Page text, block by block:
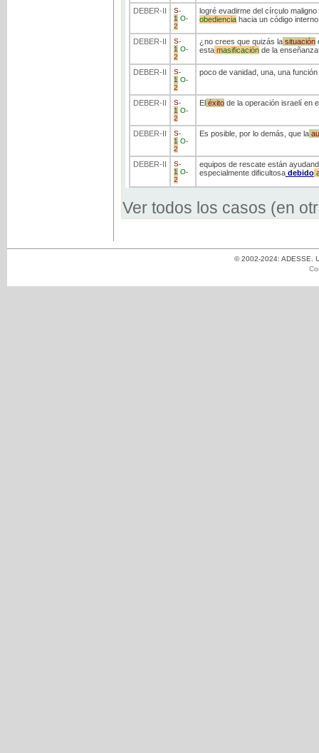
DEBER-II S-
1 O-
2
logré evadirme del círculo
obedienciahacia un código
DEBER-II S-
1 O-
2
¿no crees que quizás lasituación
estamasificaciónde la
DEBER-II S-
1 O-
2
poco de vanidad, una, una
DEBER-II S-
1 O-
2
Eléxitode la operación israelí en
DEBER-II S-
1 O-
2
Es posible, por lo demás, que la
DEBER-II S-
1 O-
2
equipos de rescate están
especialmente dificultosadebido
Ver todos los casos (en
© 2002-2024: ADESSE.